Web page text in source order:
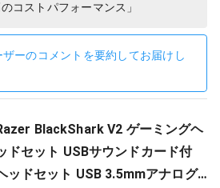
コストパフォーマンス」
ーのコメントを要約してお届けし
BlackShark V2 ゲーミングヘ
ドセット USBサウンドカード付
ッドセット USB 3.5mmアナログ